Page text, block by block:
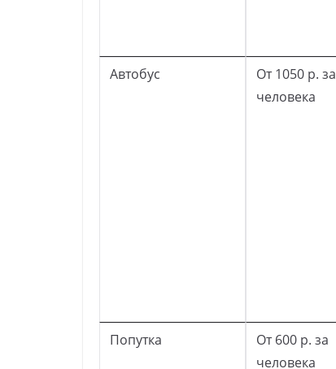
Автобус
От 1050 р. за
человека
Попутка
От 600 р. за
человека